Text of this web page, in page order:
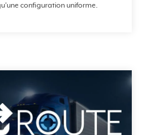
configuration uniforme.